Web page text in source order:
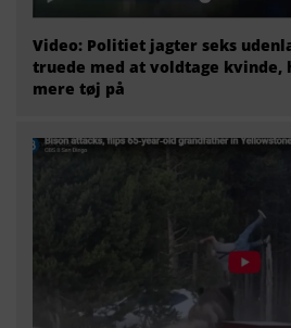
Video: Politiet jagter seks
truede med at voldtage kvinde,
mere tøj på